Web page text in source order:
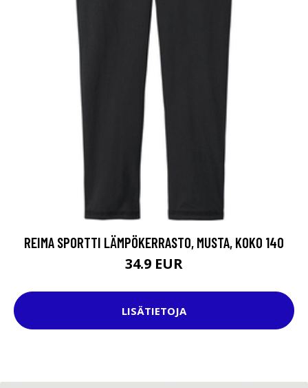
REIMA SPORTTI LÄMPÖKERRASTO, MUSTA, KOKO 140
34.9 EUR
LISÄTIETOJA